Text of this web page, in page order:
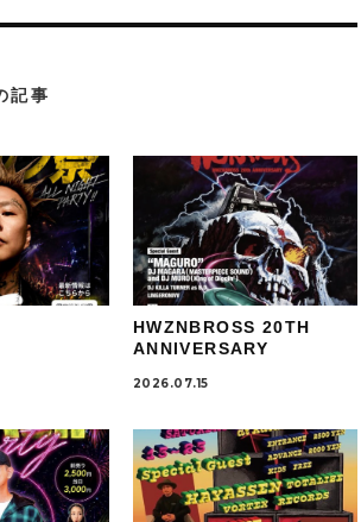
記事
HWZNBROSS 20TH
ANNIVERSARY
2026.07.15